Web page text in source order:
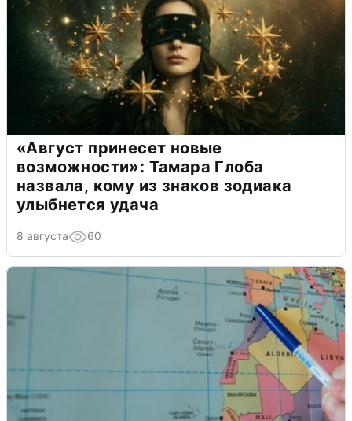
«Август принесет новые
возможности»: Тамара Глоба
назвала, кому из знаков зодиака
улыбнется удача
8 августа 60